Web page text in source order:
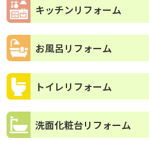
キッチンリフォーム
お風呂リフォーム
トイレリフォーム
洗面化粧台リフォーム